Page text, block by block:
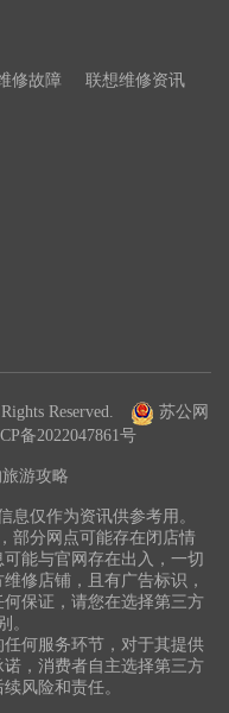
修故障 联想维修资讯
Reserved.
苏公网
备2022047861号
游攻略
息仅作为资讯供参考用。
部分网点可能存在闭店情
能与官网存在出入，一切
修店铺，且有广告标识，
保证，请您在选择第三方
。
何服务环节，对于其提供
，消费者自主选择第三方
风险和责任。